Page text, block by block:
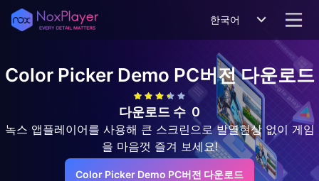
한국어
Color Picker Demo PC버전 다운로드
다운로드 수 0
녹스 앱플레이어를 사용해 큰 스크린으로 발열현상 없이 게임
을 마음껏 즐겨 보세요!
Color Picker Demo PC버전 다운로드